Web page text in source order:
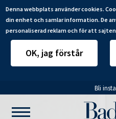
Denna webbplats använder cookies.
din enhet och samlar information. De
personaliserad reklam och för att
OK, jag förstår
till
huvudinnehåll
Bli